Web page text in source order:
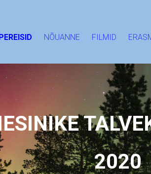
NÕUANNE FILMID
2020